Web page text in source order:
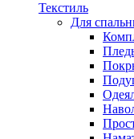
Текстиль
Для